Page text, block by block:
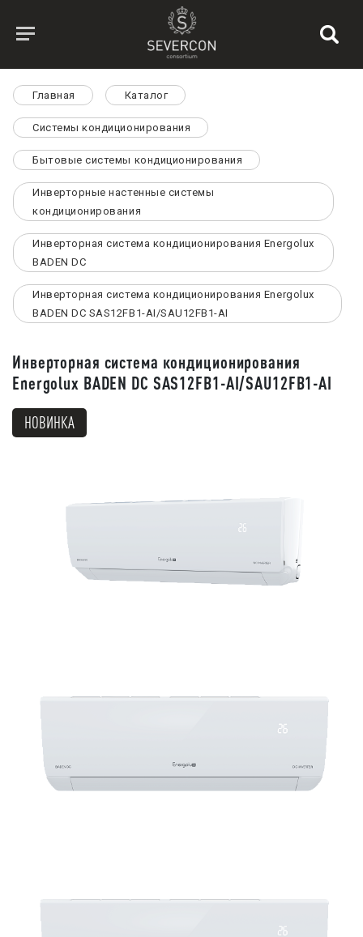
Главная Каталог
Системы кондиционирования
Бытовые системы кондиционирования
Инверторные настенные системы
кондиционирования
Инверторная система кондиционирования Energolux
BADEN DC
Инверторная система кондиционирования Energolux
BADEN DC SAS12FB1-AI/SAU12FB1-AI
Инверторная система кондиционирования
Energolux BADEN DC SAS12FB1-AI/SAU12FB1-AI
НОВИНКА